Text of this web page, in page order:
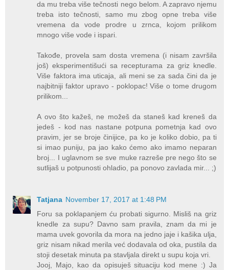
da mu treba više tečnosti nego belom. A zapravo njemu
treba isto tečnosti, samo mu zbog opne treba više
vremena da vode prodre u zrnca, kojom prilikom
mnogo više vode i ispari.
Takođe, provela sam dosta vremena (i nisam završila
još) eksperimentišući sa recepturama za griz knedle.
Više faktora ima uticaja, ali meni se za sada čini da je
najbitniji faktor upravo - poklopac! Više o tome drugom
prilikom...
A ovo što kažeš, ne možeš da staneš kad kreneš da
jedeš - kod nas nastane potpuna pometnja kad ovo
pravim, jer se broje činijice, pa ko je koliko dobio, pa ti
si imao puniju, pa jao kako ćemo ako imamo neparan
broj... I uglavnom se sve muke razreše pre nego što se
sutlijaš u potpunosti ohladio, pa ponovo zavlada mir... ;)
Tatjana November 17, 2017 at 1:48 PM
Foru sa poklapanjem ću probati sigurno. Misliš na griz
knedle za supu? Davno sam pravila, znam da mi je
mama uvek govorila da mora na jedno jaje i kašika ulja,
griz nisam nikad merila već dodavala od oka, pustila da
stoji desetak minuta pa stavljala direkt u supu koja vri.
Jooj, Majo, kao da opisuješ situaciju kod mene :) Ja